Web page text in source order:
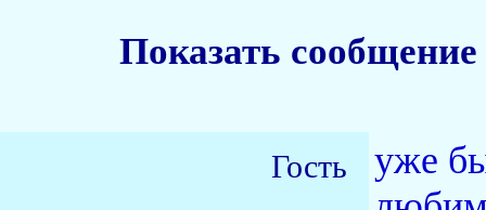
Показать сообщение
Гость
уже